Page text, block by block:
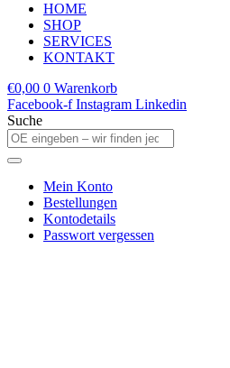
HOME
SHOP
SERVICES
KONTAKT
€0,00 0 Warenkorb
Facebook-f Instagram Linkedin
Suche
Mein Konto
Bestellungen
Kontodetails
Passwort vergessen